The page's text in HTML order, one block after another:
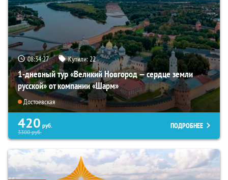
08:34:26 Купили:22
1-дневный тур «Великий Новгород — сердце земли
русской» от компании «Шарм»
Достоевская
420 руб.
3300руб.
ПОДРОБНЕЕ